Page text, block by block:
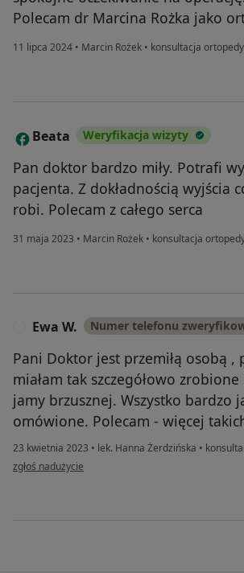
Polecam dr Marcina Rożka jako
11 lipca 2024 • Marcin Rożek • konsultacja
B Beata Weryfikacja wizyty
Pan doktor bardzo miły. Potrafi
pacjenta. Z dokładnością wyjścia
robi. Polecam z całego serca
31 maja 2023 • Marcin Rożek • konsultacja
Ewa W. Numer telefonu
Pani Doktor jest przemiłą osobą ,
miałam tak szczegółowo
jamy brzusznej. Wszystko bardzo
omówione. Polecam - więcej
23 kwietnia 2023 • lek. Hanna Żerdzińska •
w opinii użytkownika Ewa W.
zgłoś nadużycie